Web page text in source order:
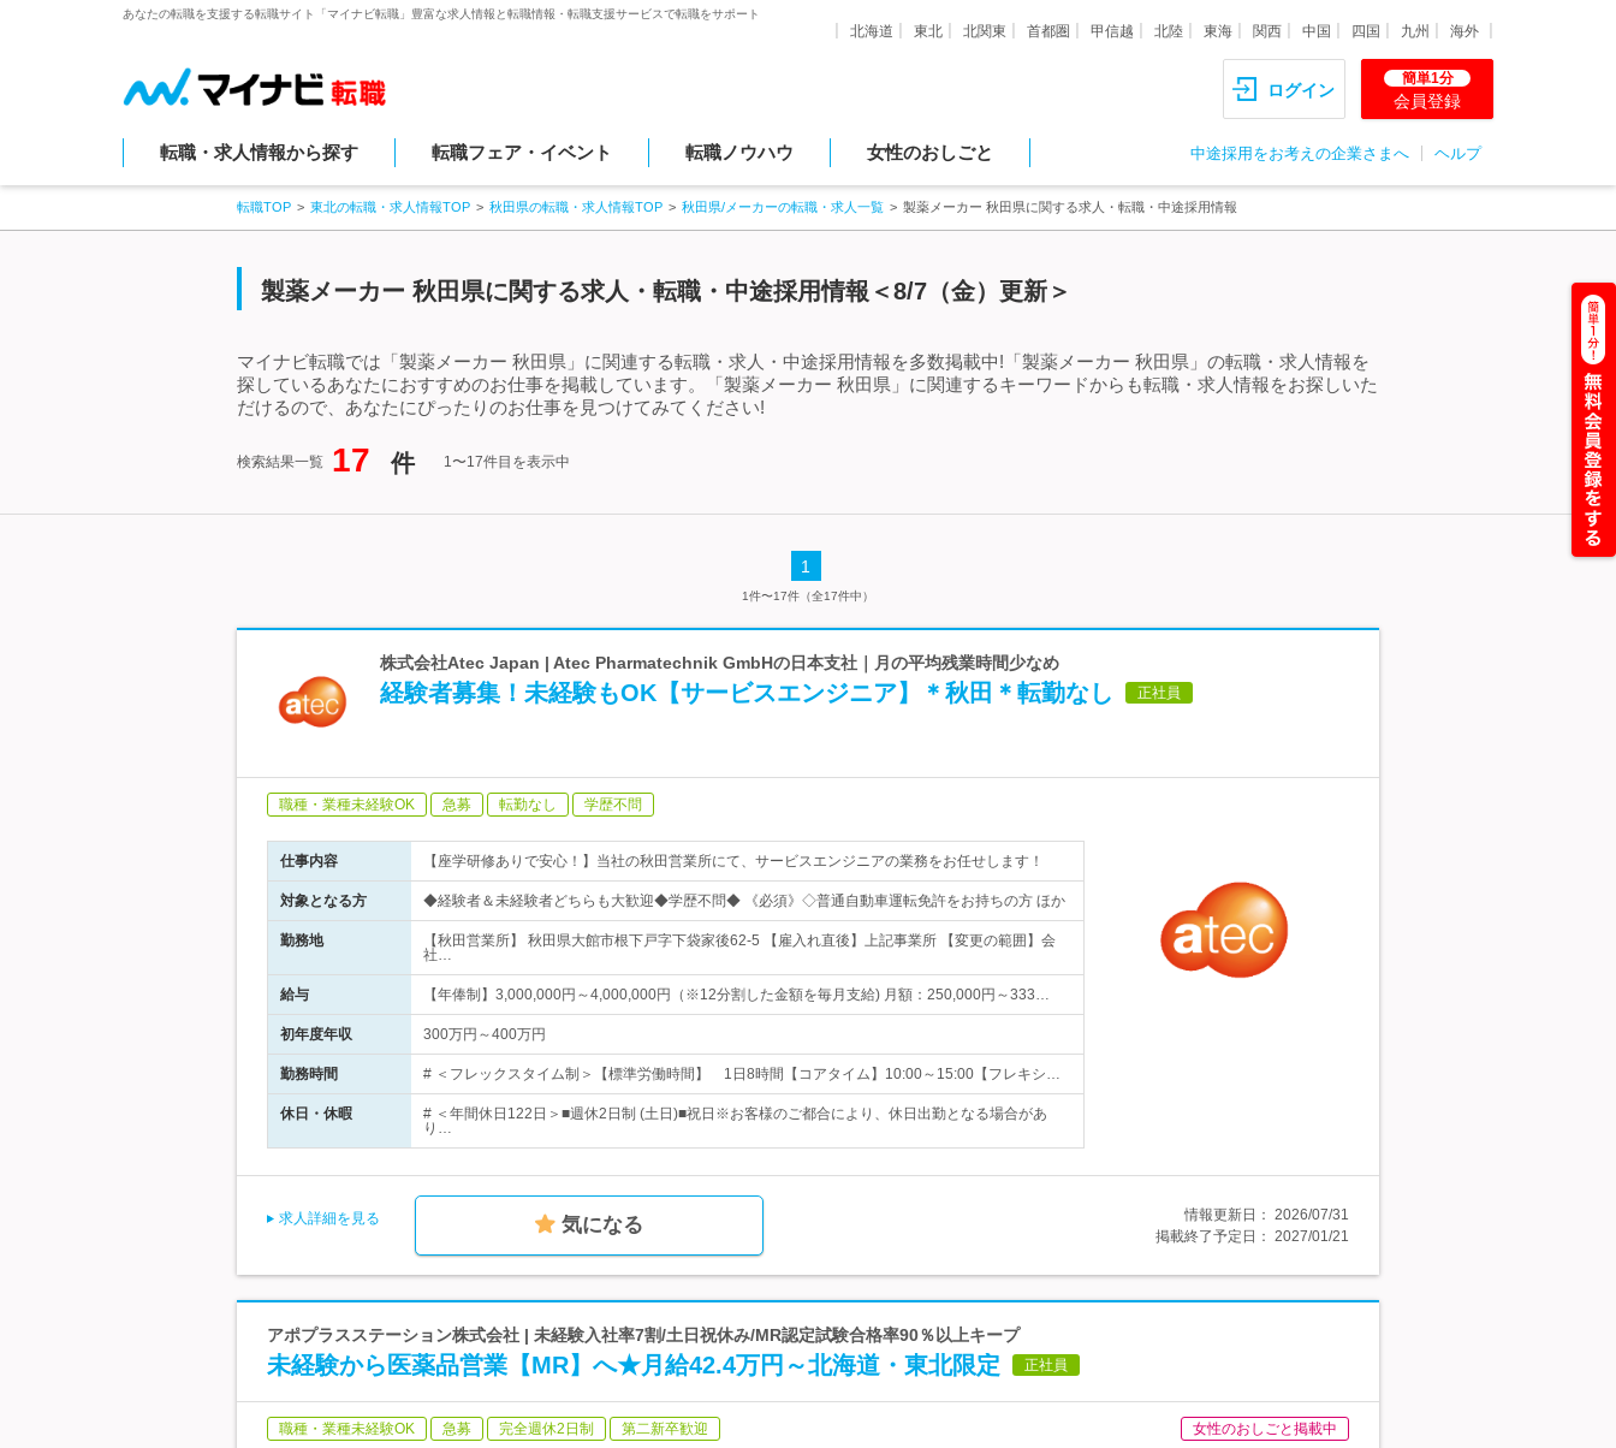
あなたの転職を支援する転職サイト「マイナビ転職」豊富な求人情報と転職情報・転職支援サービスで転職をサポート
北海道 東北 北関東 首都圏 甲信越 北陸 東海 関西 中国 四国 九州 海外
ログイン
簡単1分
会員登録
転職・求人情報から探す 転職フェア・イベント 転職ノウハウ 女性のおしごと 中途採用をお考えの企業さまへ ヘルプ
転職TOP 東北の転職・求人情報TOP 秋田県の転職・求人情報TOP 秋田県/メーカーの転職・求人一覧 製薬メーカー 秋田県に関する求人・転職・中途採用情報
製薬メーカー 秋田県に関する求人・転職・中途採用情報＜8/7（金）更新＞
マイナビ転職では「製薬メーカー 秋田県」に関連する転職・求人・中途採用情報を多数掲載中!「製薬メーカー 秋田県」の転職・求人情報を
探しているあなたにおすすめのお仕事を掲載しています。「製薬メーカー 秋田県」に関連するキーワードからも転職・求人情報をお探しいた
だけるので、あなたにぴったりのお仕事を見つけてみてください!
検索結果一覧 17 件 1〜17件目を表示中
1
1件〜17件（全17件中）
株式会社Atec Japan | Atec Pharmatechnik GmbHの日本支社｜月の平均残業時間少なめ
経験者募集！未経験もOK【サービスエンジニア】＊秋田＊転勤なし 正社員
職種・業種未経験OK 急募 転勤なし 学歴不問
仕事内容 【座学研修ありで安心！】当社の秋田営業所にて、サービスエンジニアの業務をお任せします！
対象となる方 ◆経験者＆未経験者どちらも大歓迎◆学歴不問◆ 《必須》◇普通自動車運転免許をお持ちの方 ほか
勤務地
【秋田営業所】 秋田県大館市根下戸字下袋家後62-5 【雇入れ直後】上記事業所 【変更の範囲】会
社…
給与 【年俸制】3,000,000円～4,000,000円（※12分割した金額を毎月支給) 月額：250,000円～333…
初年度年収 300万円～400万円
勤務時間 # ＜フレックスタイム制＞【標準労働時間】 1日8時間【コアタイム】10:00～15:00【フレキシ…
休日・休暇
# ＜年間休日122日＞■週休2日制 (土日)■祝日※お客様のご都合により、休日出勤となる場合があ
り…
求人詳細を見る 気になる 情報更新日： 2026/07/31
掲載終了予定日： 2027/01/21
アポプラスステーション株式会社 | 未経験入社率7割/土日祝休み/MR認定試験合格率90％以上キープ
未経験から医薬品営業【MR】へ★月給42.4万円～北海道・東北限定 正社員
職種・業種未経験OK 急募 完全週休2日制 第二新卒歓迎 女性のおしごと掲載中